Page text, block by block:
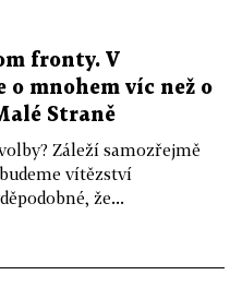
fronty. V
mnohem víc než o
Straně
Záleží samozřejmě
vítězství
že...